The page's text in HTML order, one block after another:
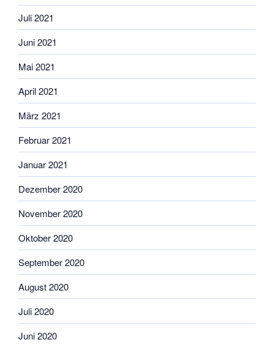
Juli 2021
Juni 2021
Mai 2021
April 2021
März 2021
Februar 2021
Januar 2021
Dezember 2020
November 2020
Oktober 2020
September 2020
August 2020
Juli 2020
Juni 2020